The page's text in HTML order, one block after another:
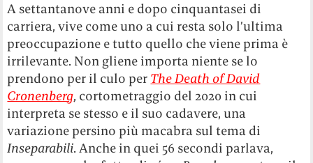
A settantanove anni e dopo cinquantasei di
carriera, vive come uno a cui resta solo l’ultima
preoccupazione e tutto quello che viene prima è
irrilevante. Non gliene importa niente se lo
prendono per il culo per The Death of David
Cronenberg, cortometraggio del 2020 in cui
interpreta se stesso e il suo cadavere, una
variazione persino più macabra sul tema di
Inseparabili. Anche in quei 56 secondi parlava,